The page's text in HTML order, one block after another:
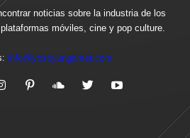
noticias sobre la industria de los
móviles, cine y pop culture.
info@yosoyungamer.com